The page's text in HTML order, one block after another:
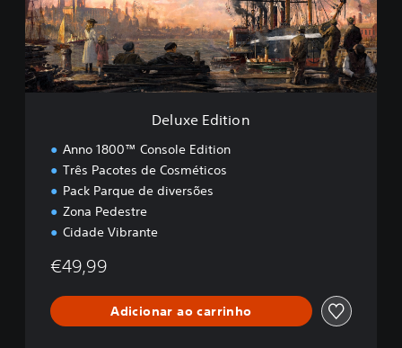
E
d
i
t
i
o
Deluxe Edition
Anno 1800™ Console Edition
Três Pacotes de Cosméticos
Pack Parque de diversões
Zona Pedestre
Cidade Vibrante
€49,99
Adicionar ao carrinho